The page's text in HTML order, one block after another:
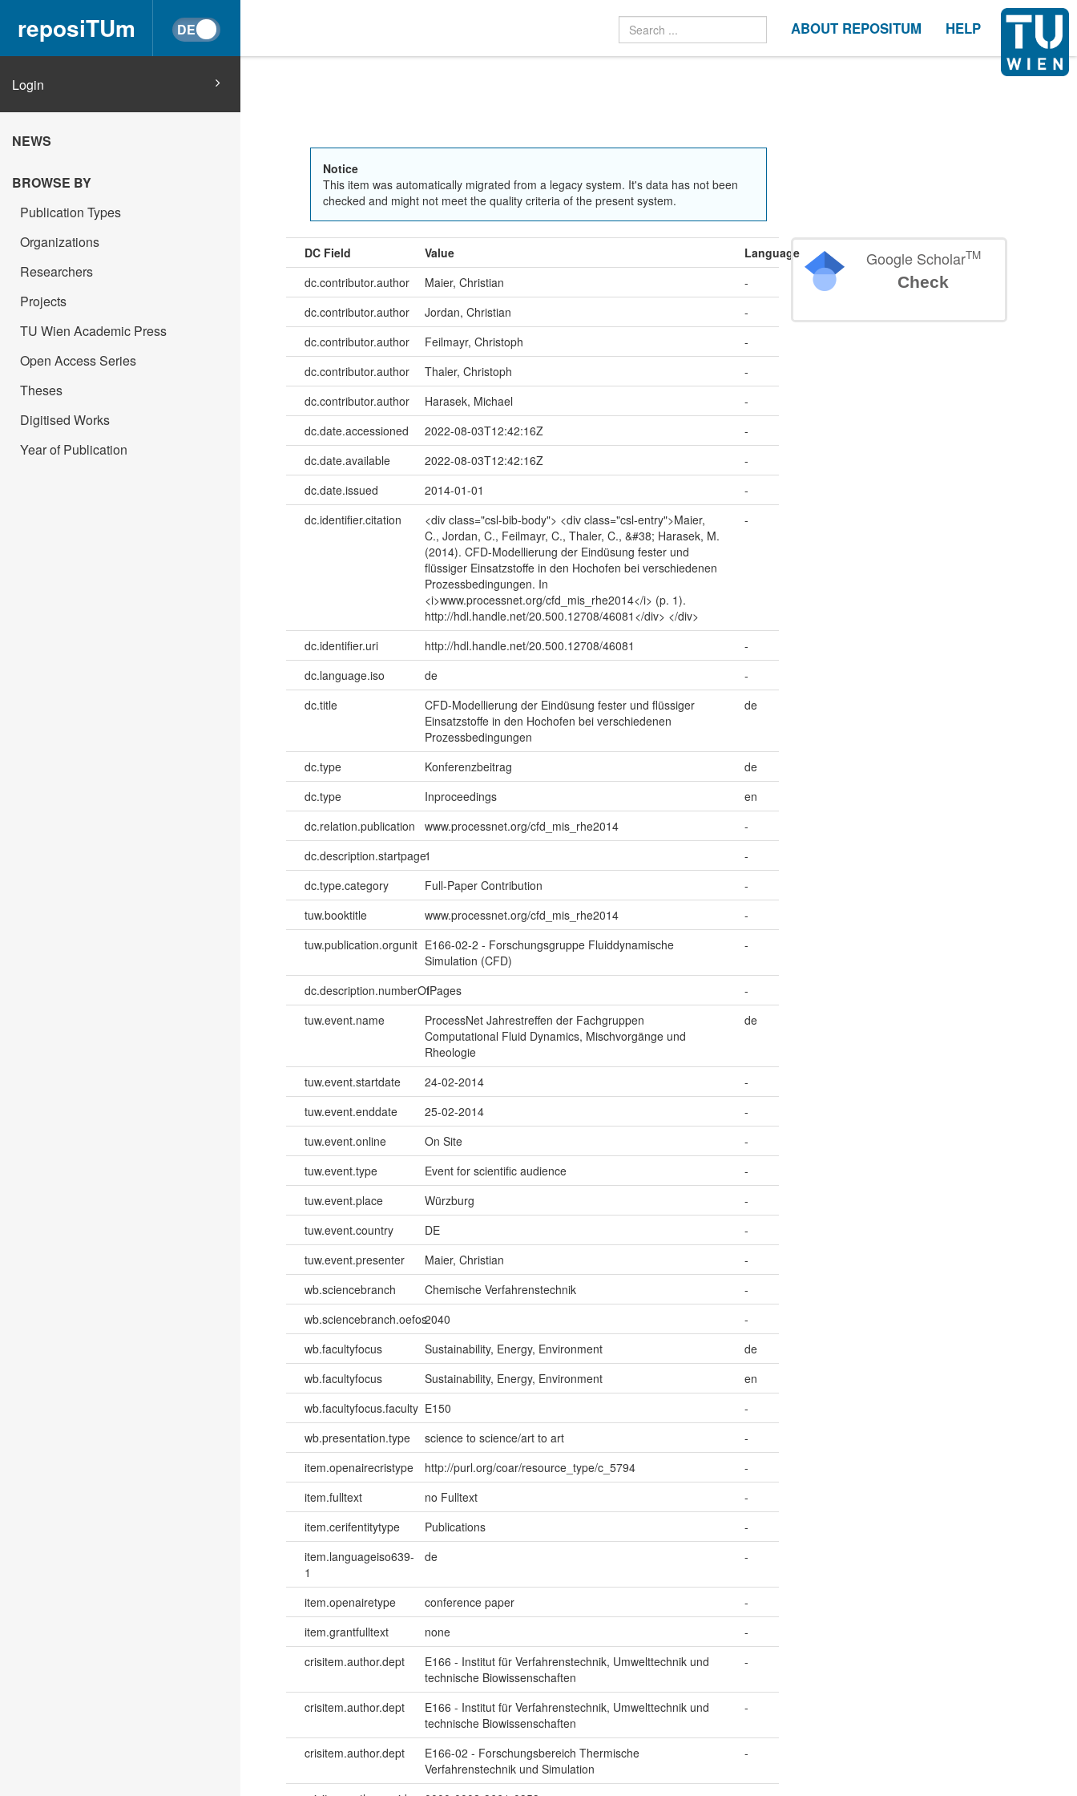
reposiTUm ABOUT REPOSITUM HELP
Login
NEWS
BROWSE BY
Publication Types
Organizations
Researchers
Projects
TU Wien Academic Press
Open Access Series
Theses
Digitised Works
Year of Publication
Notice
This item was automatically migrated from a legacy system. It's data has not been
checked and might not meet the quality criteria of the present system.
DC Field Value
Language
dc.contributor.author
Maier, Christian
-
dc.contributor.author
Jordan, Christian
-
dc.contributor.author
Feilmayr, Christoph
-
dc.contributor.author
Thaler, Christoph
-
dc.contributor.author
Harasek, Michael
-
dc.date.accessioned
2022-08-03T12:42:16Z
-
dc.date.available
2022-08-03T12:42:16Z
-
dc.date.issued
2014-01-01
-
dc.identifier.citation
<div class="csl-bib-body"> <div class="csl-entry">Maier,
C., Jordan, C., Feilmayr, C., Thaler, C., &#38; Harasek, M.
(2014). CFD-Modellierung der Eindüsung fester und
flüssiger Einsatzstoffe in den Hochofen bei verschiedenen
Prozessbedingungen. In
<i>www.processnet.org/cfd_mis_rhe2014</i> (p. 1).
http://hdl.handle.net/20.500.12708/46081</div> </div>
-
dc.identifier.uri http://hdl.handle.net/20.500.12708/46081
-
dc.language.iso
de
-
dc.title
CFD-Modellierung der Eindüsung fester und flüssiger
Einsatzstoffe in den Hochofen bei verschiedenen
Prozessbedingungen
de
dc.type Konferenzbeitrag
de
dc.type
Inproceedings
en
dc.relation.publication
www.processnet.org/cfd_mis_rhe2014
-
dc.description.startpage1
-
dc.type.category
Full-Paper Contribution
-
tuw.booktitle
www.processnet.org/cfd_mis_rhe2014
-
tuw.publication.orgunit E166-02-2 - Forschungsgruppe Fluiddynamische
Simulation (CFD)
-
dc.description.numberOfPages
1
-
tuw.event.name
ProcessNet Jahrestreffen der Fachgruppen
Computational Fluid Dynamics, Mischvorgänge und
Rheologie
de
tuw.event.startdate 24-02-2014
-
tuw.event.enddate
25-02-2014
-
tuw.event.online
On Site
-
tuw.event.type
Event for scientific audience
-
tuw.event.place
Würzburg
-
tuw.event.country
DE
-
tuw.event.presenter
Maier, Christian
-
wb.sciencebranch
Chemische Verfahrenstechnik
-
wb.sciencebranch.oefos2040
-
wb.facultyfocus
Sustainability, Energy, Environment
de
wb.facultyfocus
Sustainability, Energy, Environment
en
wb.facultyfocus.faculty E150
-
wb.presentation.type
science to science/art to art
-
item.openairecristype
http://purl.org/coar/resource_type/c_5794
-
item.fulltext
no Fulltext
-
item.cerifentitytype
Publications
-
item.languageiso639-
1
de -
item.openairetype conference paper
-
item.grantfulltext
none
-
crisitem.author.dept
E166 - Institut für Verfahrenstechnik, Umwelttechnik und
technische Biowissenschaften
-
crisitem.author.dept
E166 - Institut für Verfahrenstechnik, Umwelttechnik und
technische Biowissenschaften
-
crisitem.author.dept
E166-02 - Forschungsbereich Thermische
Verfahrenstechnik und Simulation
-
Google ScholarTM
Check